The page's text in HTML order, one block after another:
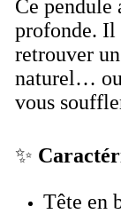
Ce pendule
profonde. Il
retrouver
naturel… ou
vous
✨
Tête en